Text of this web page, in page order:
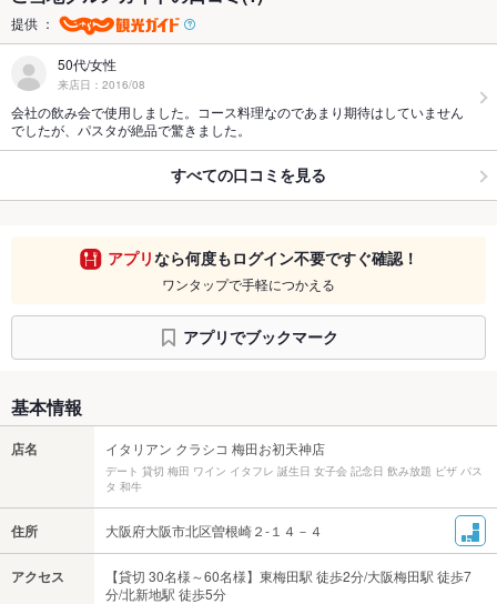
提供 ：
50代/女性
来店日：2016/08
会社の飲み会で使用しました。コース料理なのであまり期待はしていません
でしたが、パスタが絶品で驚きました。
すべての口コミを見る
アプリなら何度もログイン不要ですぐ確認！
ワンタップで手軽につかえる
アプリでブックマーク
基本情報
店名 イタリアン クラシコ 梅田お初天神店
デート 貸切 梅田 ワイン イタフレ 誕生日 女子会 記念日 飲み放題 ピザ パス
タ 和牛
住所 大阪府大阪市北区曽根崎２-１４－４
アクセス
【貸切 30名様～60名様】東梅田駅 徒歩2分/大阪梅田駅 徒歩7
分/北新地駅 徒歩5分